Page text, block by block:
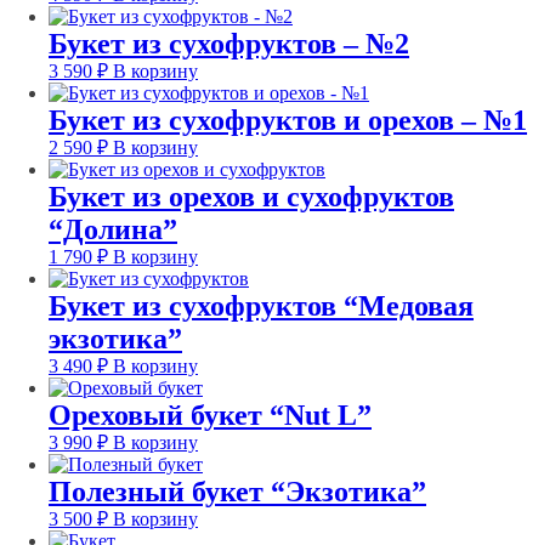
Букет из сухофруктов – №2
3 590 ₽ В корзину
Букет из сухофруктов и орехов – №1
2 590 ₽ В корзину
Букет из орехов и сухофруктов
“Долина”
1 790 ₽ В корзину
Букет из сухофруктов “Медовая
экзотика”
3 490 ₽ В корзину
Ореховый букет “Nut L”
3 990 ₽ В корзину
Полезный букет “Экзотика”
3 500 ₽ В корзину